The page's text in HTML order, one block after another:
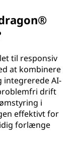
til responsiv
at kombinere
integrerede AI-
drift
i
effektivt for
forlænge